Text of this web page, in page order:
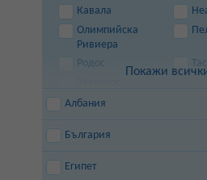
Покажи
Кавала
Олимпийска
Ривиера
Родос
Албания
България
Египет